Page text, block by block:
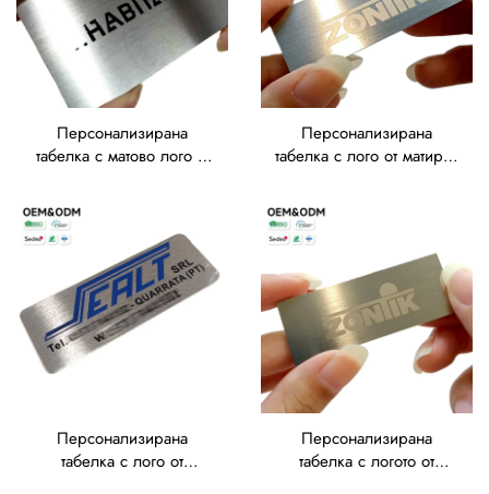
Персонализирана
табелка с матово лого –
табелка по OEM за
премиално маркиране на
мебели и домашен
декор
Персонализирана
табелка с лого от матиран
травирана за маркиране
на промишлено
Персонализирана
табелка с лого от
Персонализирана
табелка с логото от